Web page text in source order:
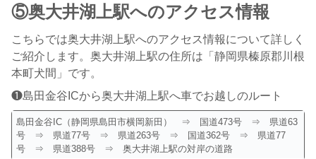
⑤奥大井湖上駅へのアクセス情報
こちらでは奥大井湖上駅へのアクセス情報について詳しく
ご紹介します。奥大井湖上駅の住所は「静岡県榛原郡川根
本町犬間」です。
❶島田金谷ICから奥大井湖上駅へ車でお越しのルート
島田金谷IC（静岡県島田市横岡新田） ⇒ 国道473号 ⇒ 県道63
号 ⇒ 県道77号 ⇒ 県道263号 ⇒ 国道362号 ⇒ 県道77
号 ⇒ 県道388号 ⇒ 奥大井湖上駅の対岸の道路